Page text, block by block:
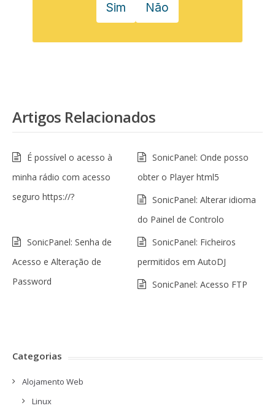
Sim Não
Artigos Relacionados
É possível o acesso à
minha rádio com acesso
seguro https://?
SonicPanel: Onde posso
obter o Player html5
SonicPanel: Alterar idioma
do Painel de Controlo
SonicPanel: Senha de
Acesso e Alteração de
Password
SonicPanel: Ficheiros
permitidos em AutoDJ
SonicPanel: Acesso FTP
Categorias
Alojamento Web
Linux